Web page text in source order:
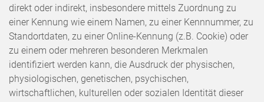
direkt oder indirekt, insbesondere mittels Zuordnung zu
einer Kennung wie einem Namen, zu einer Kennnummer, zu
Standortdaten, zu einer Online-Kennung (z.B. Cookie) oder
zu einem oder mehreren besonderen Merkmalen
identifiziert werden kann, die Ausdruck der physischen,
physiologischen, genetischen, psychischen,
wirtschaftlichen, kulturellen oder sozialen Identität dieser